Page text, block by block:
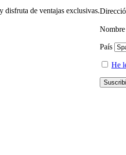
disfruta de ventajas exclusivas.
Nombre
País
He